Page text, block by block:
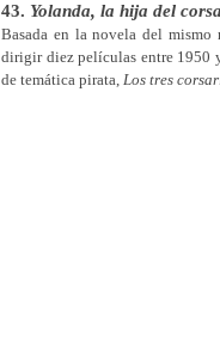
43. Yolanda, la hija del
Basada en la novela del mismo
dirigir diez películas entre 1950
de temática pirata, Los tres